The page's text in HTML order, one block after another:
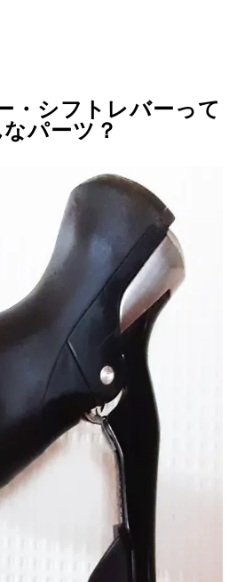
・シフトレバーって
パーツ？